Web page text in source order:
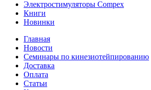
Электростимуляторы Compex
Книги
Новинки
Главная
Новости
Семинары по кинезиотейпированию
Доставка
Оплата
Статьи